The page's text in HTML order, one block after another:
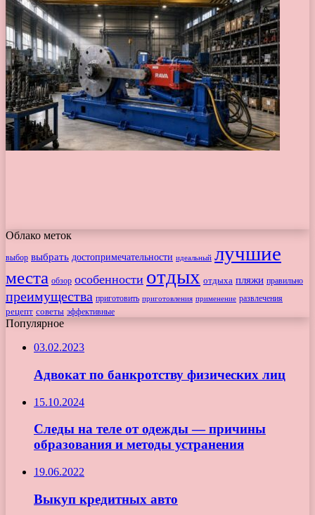
Облако меток
выбор выбрать достопримечательности идеальный лучшие
места обзор особенности отдых отдыха пляжи правильно
преимущества приготовить приготовления применение развлечения
рецепт советы эффективные
Популярное
03.02.2023
Адвокат по банкротству физических лиц
15.10.2024
Следы на теле от одежды — причины
образования и методы устранения
19.06.2022
Выкуп кредитных авто